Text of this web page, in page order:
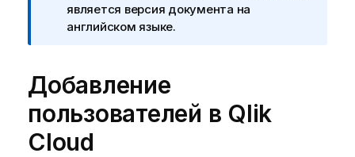
является версия документа на
английском языке.
Добавление
пользователей в Qlik
Cloud